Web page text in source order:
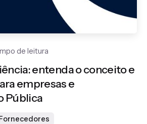
de leitura
entenda o conceito e
empresas e
Pública